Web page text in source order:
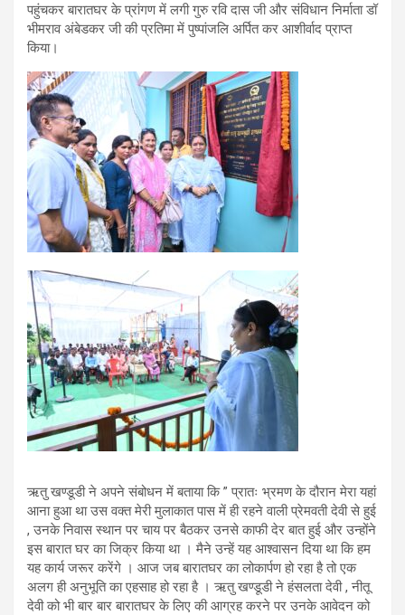
पहुंचकर बारातघर के प्रांगण में लगी गुरु रवि दास जी और संविधान निर्माता डॉ
भीमराव अंबेडकर जी की प्रतिमा में पुष्पांजलि अर्पित कर आशीर्वाद प्राप्त
किया।
ऋतु खण्डूडी ने अपने संबोधन में बताया कि ” प्रातः भ्रमण के दौरान मेरा यहां
आना हुआ था उस वक्त मेरी मुलाकात पास में ही रहने वाली प्रेमवती देवी से हुई
, उनके निवास स्थान पर चाय पर बैठकर उनसे काफी देर बात हुई और उन्होंने
इस बारात घर का जिक्र किया था । मैने उन्हें यह आश्वासन दिया था कि हम
यह कार्य जरूर करेंगे । आज जब बारातघर का लोकार्पण हो रहा है तो एक
अलग ही अनुभूति का एहसाह हो रहा है । ऋतु खण्डूडी ने हंसलता देवी , नीतू
देवी को भी बार बार बारातघर के लिए की आग्रह करने पर उनके आवेदन को